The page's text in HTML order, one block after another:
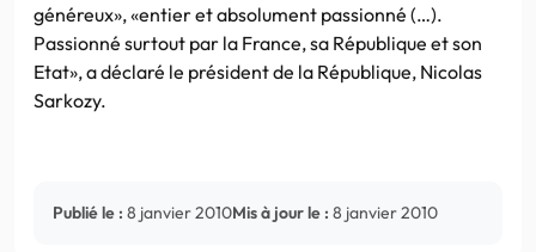
généreux», «entier et absolument passionné (…).
Passionné surtout par la France, sa République et son
Etat», a déclaré le président de la République, Nicolas
Sarkozy.
Publié le : 8 janvier 2010Mis à jour le : 8 janvier 2010